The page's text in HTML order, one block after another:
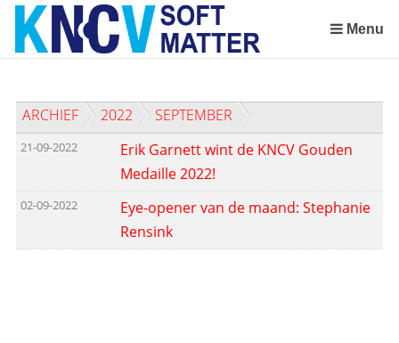
Sla
links
over
de
inhoud
het
Menu
ARCHIEF 2022 SEPTEMBER
21-09-2022
Erik Garnett wint de KNCV Gouden
Medaille 2022!
02-09-2022
Eye-opener van de maand: Stephanie
Rensink